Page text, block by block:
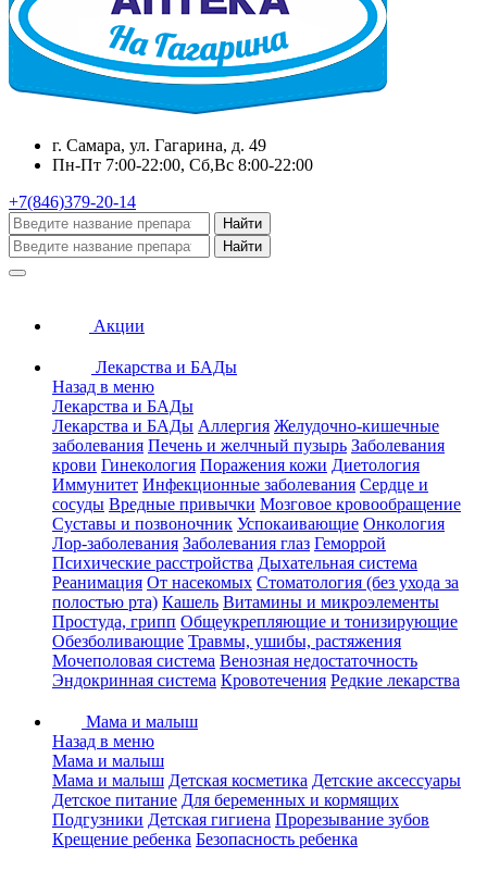
г. Самара, ул. Гагарина, д. 49
Пн-Пт 7:00-22:00, Сб,Вс 8:00-22:00
+7(846)379-20-14
Найти
Найти
Акции
Лекарства и БАДы
Назад в меню
Лекарства и БАДы
Лекарства и БАДы Аллергия Желудочно-кишечные
заболевания Печень и желчный пузырь Заболевания
крови Гинекология Поражения кожи Диетология
Иммунитет Инфекционные заболевания Сердце и
сосуды Вредные привычки Мозговое кровообращение
Суставы и позвоночник Успокаивающие Онкология
Лор-заболевания Заболевания глаз Геморрой
Психические расстройства Дыхательная система
Реанимация От насекомых Стоматология (без ухода за
полостью рта) Кашель Витамины и микроэлементы
Простуда, грипп Общеукрепляющие и тонизирующие
Обезболивающие Травмы, ушибы, растяжения
Мочеполовая система Венозная недостаточность
Эндокринная система Кровотечения Редкие лекарства
Мама и малыш
Назад в меню
Мама и малыш
Мама и малыш Детская косметика Детские аксессуары
Детское питание Для беременных и кормящих
Подгузники Детская гигиена Прорезывание зубов
Крещение ребенка Безопасность ребенка